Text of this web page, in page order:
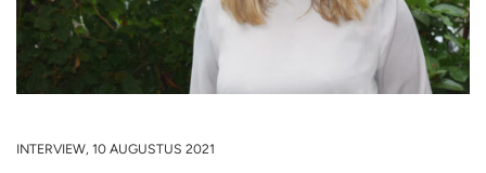
INTERVIEW, 10 AUGUSTUS 2021